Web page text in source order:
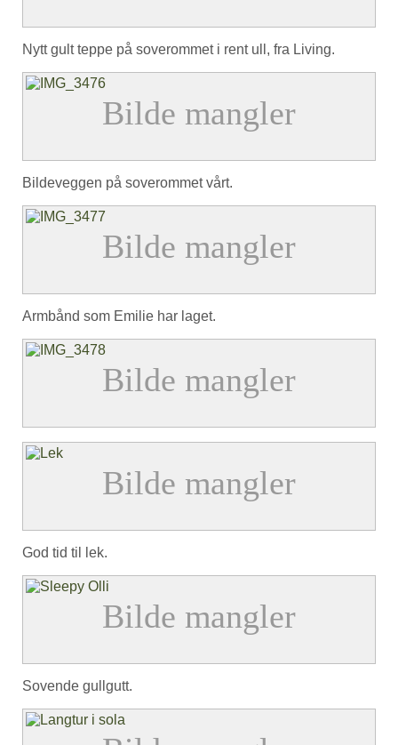
Nytt gult teppe på soverommet i rent ull, fra Living.
Bildeveggen på soverommet vårt.
Armbånd som Emilie har laget.
God tid til lek.
Sovende gullgutt.